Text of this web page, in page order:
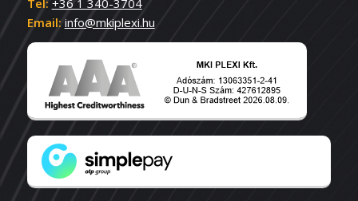
Tel: +36 1 340-3704
Email: info@mkiplexi.hu